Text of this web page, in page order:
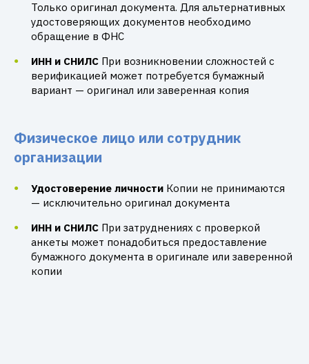
Только оригинал документа. Для альтернативных
удостоверяющих документов необходимо
обращение в ФНС
ИНН и СНИЛС При возникновении сложностей с
верификацией может потребуется бумажный
вариант — оригинал или заверенная копия
Физическое лицо или сотрудник
организации
Удостоверение личности Копии не принимаются
— исключительно оригинал документа
ИНН и СНИЛС При затруднениях с проверкой
анкеты может понадобиться предоставление
бумажного документа в оригинале или заверенной
копии